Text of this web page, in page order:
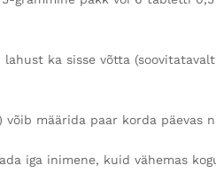
ka sisse võtta
võib määrida paar korda päevas
iga inimene, kuid vähemas